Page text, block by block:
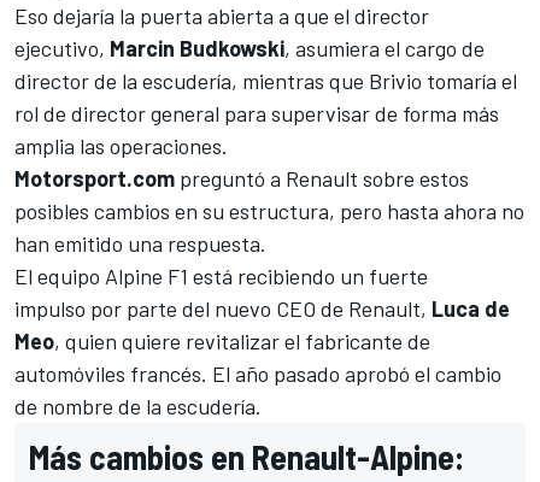
Eso dejaría la puerta abierta a que el director
ejecutivo, Marcin Budkowski, asumiera el cargo de
director de la escudería, mientras que Brivio tomaría el
rol de director general para supervisar de forma más
amplia las operaciones.
Motorsport.com preguntó a Renault sobre estos
posibles cambios en su estructura, pero hasta ahora no
han emitido una respuesta.
El equipo Alpine F1 está recibiendo un fuerte
impulso por parte del nuevo CEO de Renault, Luca de
Meo, quien quiere revitalizar el fabricante de
automóviles francés. El año pasado aprobó el cambio
de nombre de la escudería.
Más cambios en Renault-Alpine: